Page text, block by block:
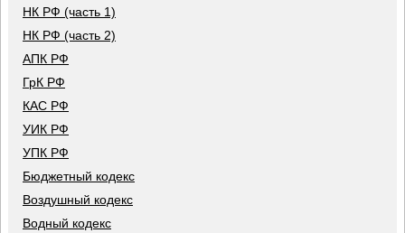
НК РФ (часть 1)
НК РФ (часть 2)
АПК РФ
ГрК РФ
КАС РФ
УИК РФ
УПК РФ
Бюджетный кодекс
Воздушный кодекс
Водный кодекс